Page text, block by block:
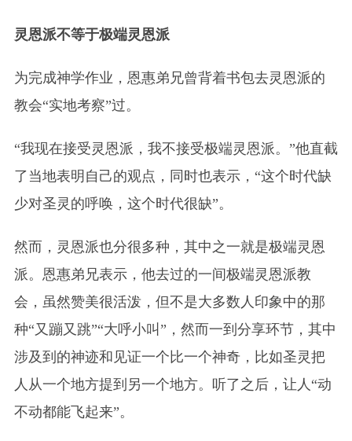
灵恩派不等于极端灵恩派
为完成神学作业，恩惠弟兄曾背着书包去灵恩派的
教会“实地考察”过。
“我现在接受灵恩派，我不接受极端灵恩派。”他直截
了当地表明自己的观点，同时也表示，“这个时代缺
少对圣灵的呼唤，这个时代很缺”。
然而，灵恩派也分很多种，其中之一就是极端灵恩
派。恩惠弟兄表示，他去过的一间极端灵恩派教
会，虽然赞美很活泼，但不是大多数人印象中的那
种“又蹦又跳”“大呼小叫”，然而一到分享环节，其中
涉及到的神迹和见证一个比一个神奇，比如圣灵把
人从一个地方提到另一个地方。听了之后，让人“动
不动都能飞起来”。